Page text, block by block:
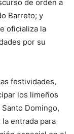
de orden a
Barreto; y
oficializa la
por su
festividades,
los limeños
Domingo,
entrada para